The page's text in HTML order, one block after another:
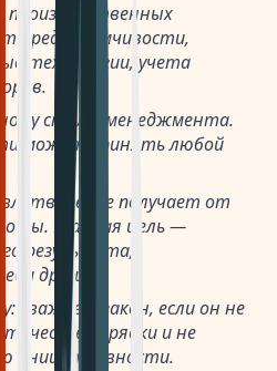
производственных
предприимчивости,
технологии, учета
стилю менеджмента.
может принять любой
получает от
Главная цель —
результата,
других.
уважает закон, если он не
порядки и не
инициативности.